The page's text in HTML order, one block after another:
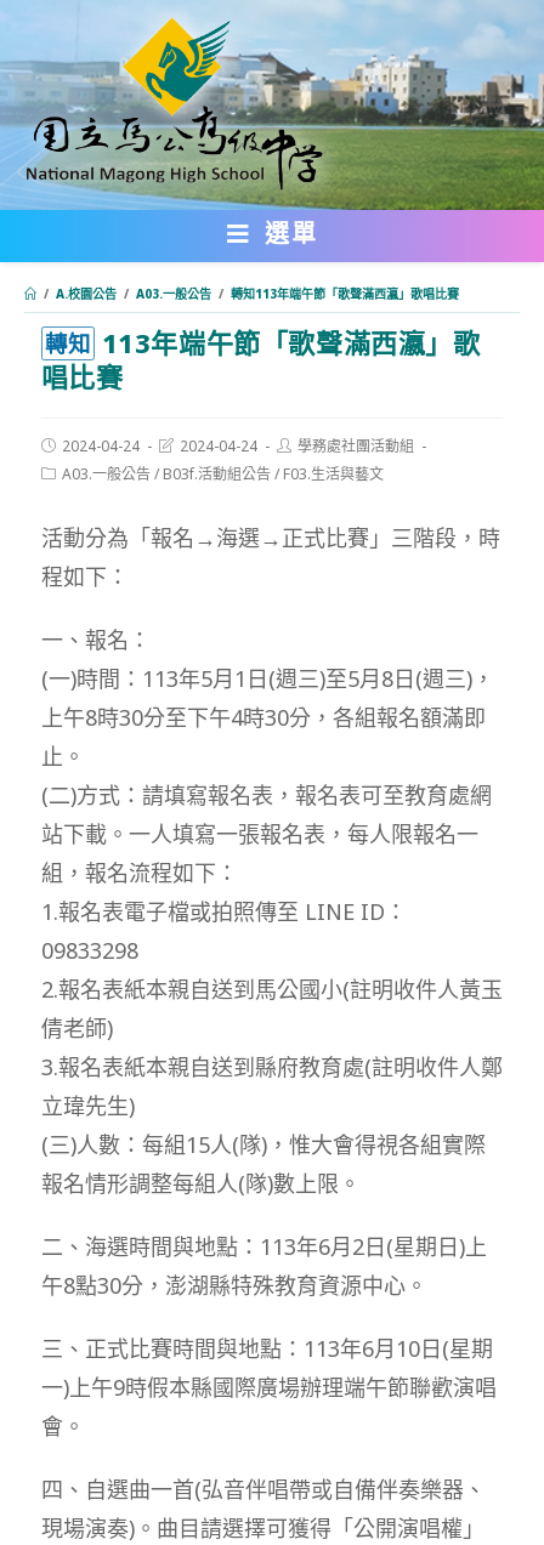
轉
主
要
內
選單
/ A.校園公告 / A03.一般公告 / 轉知113年端午節「歌聲滿西瀛」歌唱比賽
轉知 113年端午節「歌聲滿西瀛」歌
唱比賽
Post
published:
2024-04-24
Post
modified:
2024-04-24
Post
author:
學務處社團活動組
PostA03.一般公告/ B03f.活動組公告/ F03.生活與藝文
活動分為「報名→海選→正式比賽」三階段，時
程如下：
一、報名：
(一)時間：113年5月1日(週三)至5月8日(週三)，
上午8時30分至下午4時30分，各組報名額滿即
止。
(二)方式：請填寫報名表，報名表可至教育處網
站下載。一人填寫一張報名表，每人限報名一
組，報名流程如下：
1.報名表電子檔或拍照傳至 LINE ID：
09833298
2.報名表紙本親自送到馬公國小(註明收件人黃玉
倩老師)
3.報名表紙本親自送到縣府教育處(註明收件人鄭
立瑋先生)
(三)人數：每組15人(隊)，惟大會得視各組實際
報名情形調整每組人(隊)數上限。
二、海選時間與地點：113年6月2日(星期日)上
午8點30分，澎湖縣特殊教育資源中心。
三、正式比賽時間與地點：113年6月10日(星期
一)上午9時假本縣國際廣場辦理端午節聯歡演唱
會。
四、自選曲一首(弘音伴唱帶或自備伴奏樂器、
現場演奏)。曲目請選擇可獲得「公開演唱權」